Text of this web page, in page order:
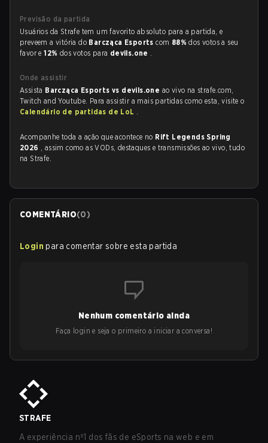
Previsão da partida
Usuários da Strafe tem um favorito absoluto para a partida, e
preveem a vitória do Barcząca Esportscom 88%dos votos a seu
favor e12% dos votos para devils.one .
Onde assistir
Assista Barcząca Esports vs devils.one ao vivo na strafe.com,
Twitch and Youtube. Para assistir a mais partidas como esta, visite o
Calendário de partidas de LoL .
Acompanhe toda a ação que acontece no Rift Legends Spring
2026 , assim como as VODs, destaques e transmissões ao vivo, tudo
na Strafe.
COMENTÁRIO(0)
Login para comentar sobre esta partida
Nenhum comentário ainda
Faça login e seja o primeiro a iniciar a conversa!
STRAFE
A experiência nº1 dos fãs de eSports na web e em